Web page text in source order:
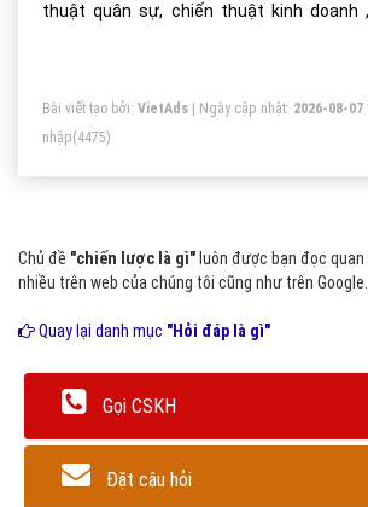
thuật quân sự, chiến thuật kinh doanh
Bài viết tạo bởi: VietAds | Ngày cập nhật: 2026-08-07
nhập(4475)
Chủ đề "chiến lược là gì" luôn được bạn đọc
nhiều trên web của chúng tôi cũng như trên Google.
Quay lại danh mục "Hỏi đáp là gì"
Gọi CSKH
Đặt câu hỏi